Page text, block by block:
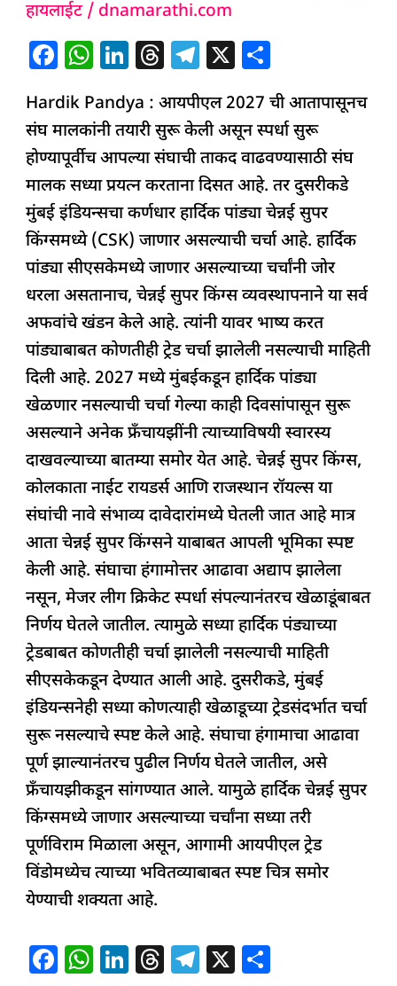
हायलाईट/ dnamarathi.com
F
c
e
b
o
o
k
W
at
s
A
p
p
Li
k
e
dI
n
T
re
a
d
s
T
e
g
ra
m
X
h
ar
e
Hardik Pandya : आयपीएल 2027 ची आतापासूनच
संघ मालकांनी तयारी सुरू केली असून स्पर्धा सुरू
होण्यापूर्वीच आपल्या संघाची ताकद वाढवण्यासाठी संघ
मालक सध्या प्रयत्न करताना दिसत आहे. तर दुसरीकडे
मुंबई इंडियन्सचा कर्णधार हार्दिक पांड्या चेन्नई सुपर
किंग्समध्ये (CSK) जाणार असल्याची चर्चा आहे. हार्दिक
पांड्या सीएसकेमध्ये जाणार असल्याच्या चर्चांनी जोर
धरला असतानाच, चेन्नई सुपर किंग्स व्यवस्थापनाने या सर्व
अफवांचे खंडन केले आहे. त्यांनी यावर भाष्य करत
पांड्याबाबत कोणतीही ट्रेड चर्चा झालेली नसल्याची माहिती
दिली आहे. 2027 मध्ये मुंबईकडून हार्दिक पांड्या
खेळणार नसल्याची चर्चा गेल्या काही दिवसांपासून सुरू
असल्याने अनेक फ्रँचायझींनी त्याच्याविषयी स्वारस्य
दाखवल्याच्या बातम्या समोर येत आहे. चेन्नई सुपर किंग्स,
कोलकाता नाईट रायडर्स आणि राजस्थान रॉयल्स या
संघांची नावे संभाव्य दावेदारांमध्ये घेतली जात आहे मात्र
आता चेन्नई सुपर किंग्सने याबाबत आपली भूमिका स्पष्ट
केली आहे. संघाचा हंगामोत्तर आढावा अद्याप झालेला
नसून, मेजर लीग क्रिकेट स्पर्धा संपल्यानंतरच खेळाडूंबाबत
निर्णय घेतले जातील. त्यामुळे सध्या हार्दिक पंड्याच्या
ट्रेडबाबत कोणतीही चर्चा झालेली नसल्याची माहिती
सीएसकेकडून देण्यात आली आहे. दुसरीकडे, मुंबई
इंडियन्सनेही सध्या कोणत्याही खेळाडूच्या ट्रेडसंदर्भात चर्चा
सुरू नसल्याचे स्पष्ट केले आहे. संघाचा हंगामाचा आढावा
पूर्ण झाल्यानंतरच पुढील निर्णय घेतले जातील, असे
फ्रँचायझीकडून सांगण्यात आले. यामुळे हार्दिक चेन्नई सुपर
किंग्समध्ये जाणार असल्याच्या चर्चांना सध्या तरी
पूर्णविराम मिळाला असून, आगामी आयपीएल ट्रेड
विंडोमध्येच त्याच्या भवितव्याबाबत स्पष्ट चित्र समोर
येण्याची शक्यता आहे.
F W Li T T X